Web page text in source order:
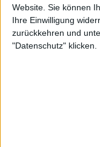
Website. Sie können
Ihre Einwilligung
zurückkehren und
"Datenschutz" klicken.